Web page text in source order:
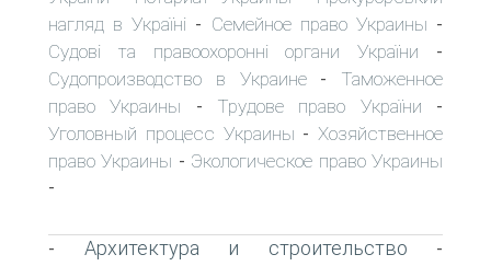
нагляд в Україні - Семейное право Украины -
Судові та правоохоронні органи України -
Судопроизводство в Украине- Таможенное
право Украины - Трудове право України -
Уголовный процесс Украины - Хозяйственное
право Украины - Экологическое право Украины
-
- Архитектура и строительство -